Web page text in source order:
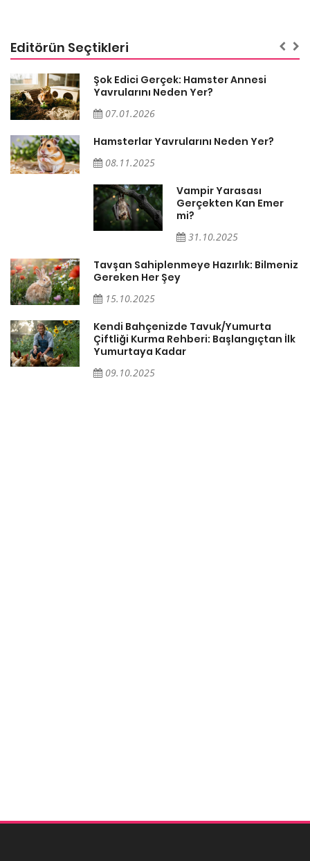
Editörün Seçtikleri
Şok Edici Gerçek: Hamster Annesi
Yavrularını Neden Yer?
07.01.2026
Hamsterlar Yavrularını Neden Yer?
08.11.2025
Vampir Yarasası
Gerçekten Kan Emer
mi?
31.10.2025
Tavşan Sahiplenmeye Hazırlık: Bilmeniz
Gereken Her Şey
15.10.2025
Kendi Bahçenizde Tavuk/Yumurta
Çiftliği Kurma Rehberi: Başlangıçtan İlk
Yumurtaya Kadar
09.10.2025